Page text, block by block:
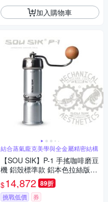
加入購物車
結合蒸氣龐克美學與全金屬精密結構
【SOU SIK】P-1 手搖咖啡磨豆
機 鋁殼標準款 鋁本色拉絲版本
( 01+ 02 雙刀盤 )/外調式/換刀
盤/變換風味/行星齒輪
$14,872 89折
挑戰低價 券